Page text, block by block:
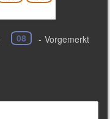
08 - Vorgemerkt